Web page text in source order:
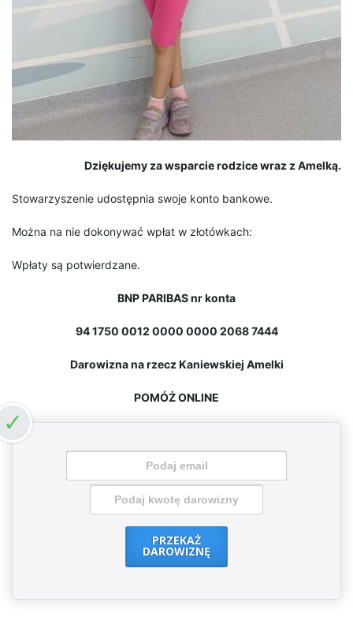
Dziękujemy za wsparcie rodzice wraz z Amelką.
Stowarzyszenie udostępnia swoje konto bankowe.
Można na nie dokonywać wpłat w złotówkach:
Wpłaty są potwierdzane.
BNP PARIBAS nr konta
94 1750 0012 0000 0000 2068 7444
Darowizna na rzecz Kaniewskiej Amelki
POMÓŻ ONLINE
PRZEKAŻ
DAROWIZNĘ